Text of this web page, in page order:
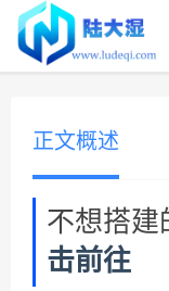
欢迎您光临陆大湿，本站
正文概述
不想搭建
击前往